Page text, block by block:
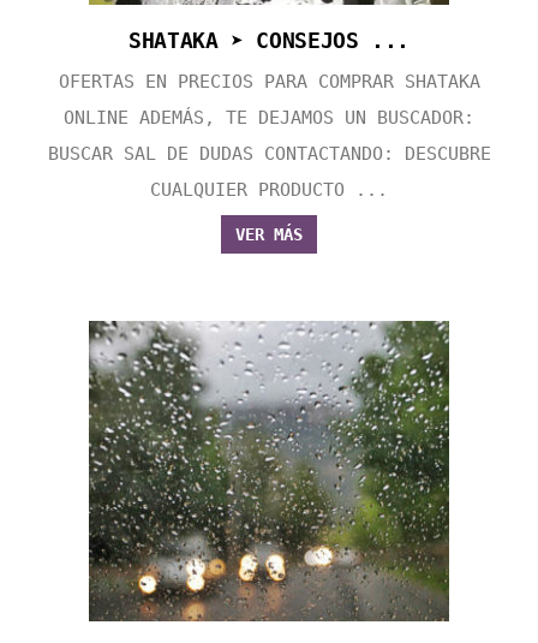
SHATAKA ➤ CONSEJOS ...
OFERTAS EN PRECIOS PARA COMPRAR SHATAKA
ONLINE ADEMÁS, TE DEJAMOS UN BUSCADOR:
BUSCAR SAL DE DUDAS CONTACTANDO: DESCUBRE
CUALQUIER PRODUCTO ...
VER MÁS